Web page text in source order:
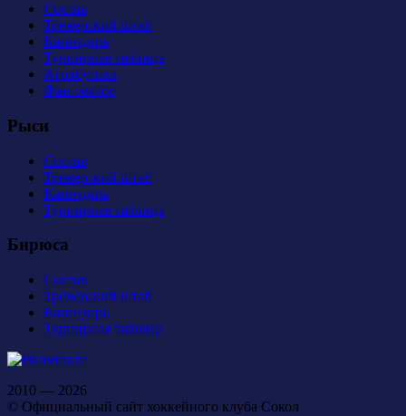
Состав
Тренерский штаб
Календарь
Турнирная таблица
Атрибутика
Фан-сектор
Рыси
Состав
Тренерский штаб
Календарь
Турнирная таблица
Бирюса
Состав
Тренерский штаб
Календарь
Турнирная таблица
2010 — 2026
© Официальный сайт хоккейного клуба Сокол